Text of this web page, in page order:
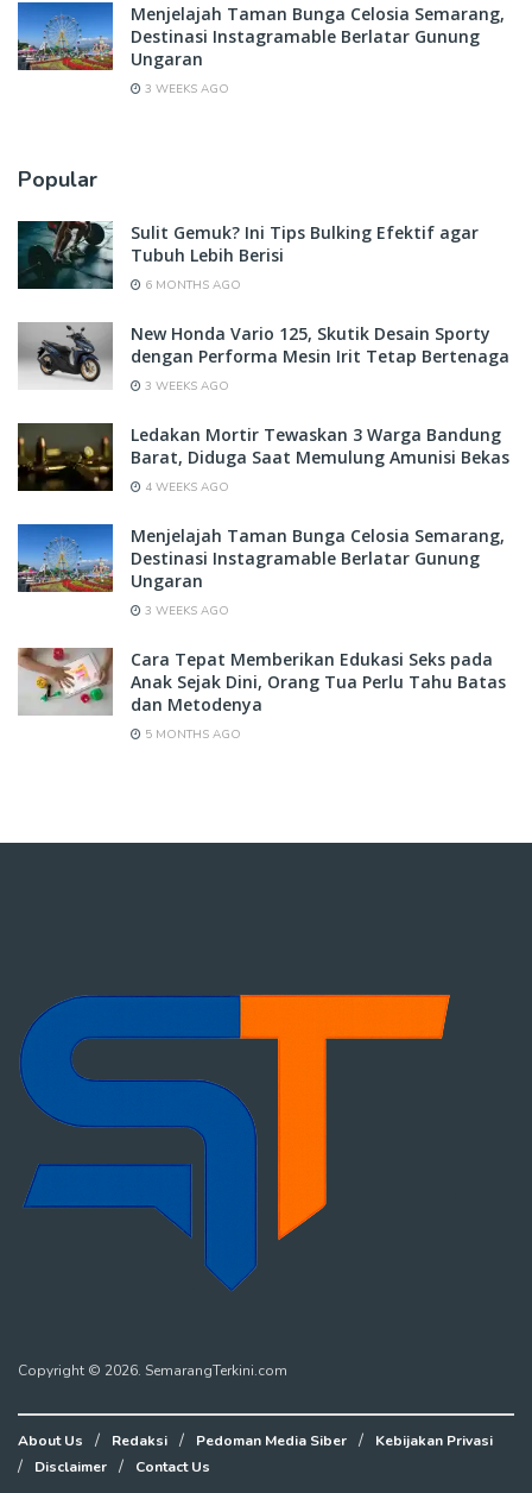
Menjelajah Taman Bunga Celosia Semarang,
Destinasi Instagramable Berlatar Gunung
Ungaran
3 WEEKS AGO
Popular
Sulit Gemuk? Ini Tips Bulking Efektif agar
Tubuh Lebih Berisi
6 MONTHS AGO
New Honda Vario 125, Skutik Desain Sporty
dengan Performa Mesin Irit Tetap Bertenaga
3 WEEKS AGO
Ledakan Mortir Tewaskan 3 Warga Bandung
Barat, Diduga Saat Memulung Amunisi Bekas
4 WEEKS AGO
Menjelajah Taman Bunga Celosia Semarang,
Destinasi Instagramable Berlatar Gunung
Ungaran
3 WEEKS AGO
Cara Tepat Memberikan Edukasi Seks pada
Anak Sejak Dini, Orang Tua Perlu Tahu Batas
dan Metodenya
5 MONTHS AGO
Copyright © 2026. SemarangTerkini.com
About Us Redaksi Pedoman Media Siber
Kebijakan Privasi
Disclaimer
Contact Us